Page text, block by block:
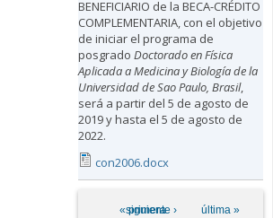
BENEFICIARIO de la BECA-CRÉDITO
COMPLEMENTARIA, con el objetivo
de iniciar el programa de
posgrado Doctorado en Física
Aplicada a Medicina y Biología de la
Universidad de Sao Paulo, Brasil,
será a partir del 5 de agosto de
2019 y hasta el 5 de agosto de
2022.
con2006.docx
Páginas
« primera
siguiente › última »